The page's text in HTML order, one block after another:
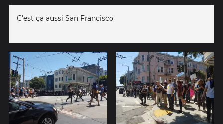
C'est ça aussi San Francisco